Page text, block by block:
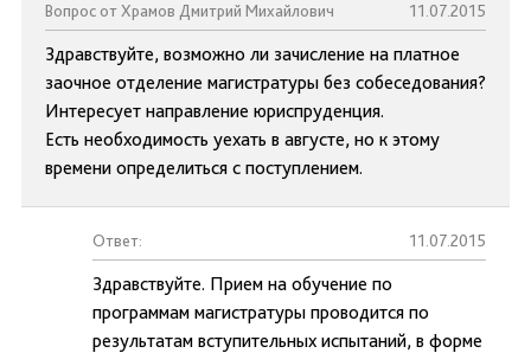
Вопрос от Храмов Дмитрий Михайлович 11.07.2015
Здравствуйте, возможно ли зачисление на платное
заочное отделение магистратуры без собеседования?
Интересует направление юриспруденция.
Есть необходимость уехать в августе, но к этому
времени определиться с поступлением.
Ответ: 11.07.2015
Здравствуйте. Прием на обучение по
программам магистратуры проводится по
результатам вступительных испытаний, в форме